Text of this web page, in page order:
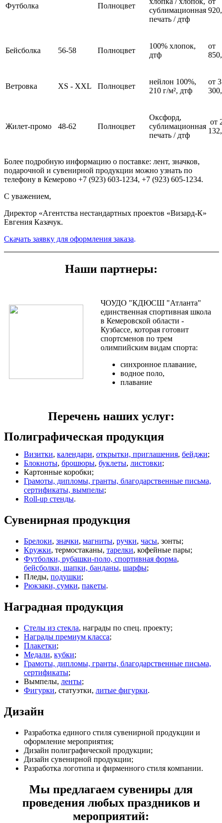
Футболка Полноцвет
сублимационная
печать / дтф
Бейсболка 56-58 Полноцвет
100% хлопок,
дтф
от
Ветровка XS - XXL Полноцвет
нейлон 100%,
210 г/м², дтф
от 3
Жилет-промо 48-62 Полноцвет
Оксфорд,
сублимационная
печать / дтф
от
Более подробную информацию о поставке: лент, значков,
подарочной и сувенирной продукции можно узнать по
телефону в Кемерово +7 (923) 603-1234, +7 (923) 605-1234.
С уважением,
Директор «Агентства нестандартных проектов «Визард-К»
Евгения Казачук.
Скачать заявку для оформления заказа.
Наши партнеры:
ЧОУДО "КДЮСШ "Атланта"
единственная спортивная школа
в Кемеровской области -
Кузбассе, которая готовит
спортсменов по трем
олимпийским видам спорта:
синхронное плавание,
водное поло,
плавание
Перечень наших услуг:
Полиграфическая продукция
Визитки, календари, открытки, приглашения, бейджи;
Блокноты, брошюры, буклеты, листовки;
Картонные коробки;
Грамоты, дипломы, гранты, благодарственные письма,
сертификаты, вымпелы;
Roll-up стенды.
Сувенирная продукция
Брелоки, значки, магниты, ручки, часы, зонты;
Кружки, термостаканы, тарелки, кофейные пары;
Футболки, рубашки-поло, спортивная форма,
бейсболки, шапки, банданы, шарфы;
Пледы, подушки;
Рюкзаки, сумки, пакеты.
Наградная продукция
Стелы из стекла, награды по спец. проекту;
Награды премиум класса;
Плакетки;
Медали, кубки;
Грамоты, дипломы, гранты, благодарственные письма,
сертификаты;
Вымпелы, ленты;
Фигурки, статуэтки, литые фигурки.
Дизайн
Разработка единого стиля сувенирной продукции и
оформление мероприятия;
Дизайн полиграфической продукции;
Дизайн сувенирной продукции;
Разработка логотипа и фирменного стиля компании.
Мы предлагаем сувениры для
проведения любых праздников и
мероприятий: